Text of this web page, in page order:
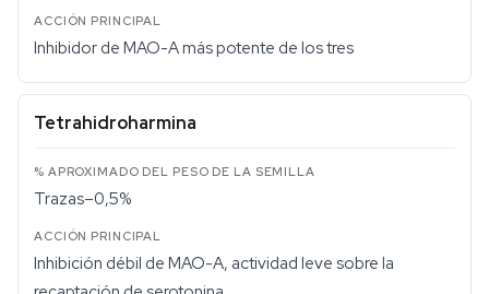
Inhibidor de MAO-A más potente de los tres
Tetrahidroharmina
Trazas–0,5%
Inhibición débil de MAO-A, actividad leve sobre la